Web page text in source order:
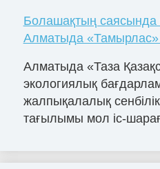
Болашақтың саясында
Алматыда
Алматыда «Таза
экологиялық
жалпықалалық
тағылымы мол іс-